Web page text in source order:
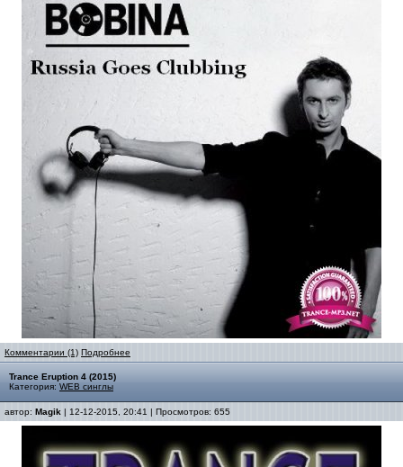
Комментарии (1) Подробнее
Trance Eruption 4 (2015)
Категория: WEB синглы
автор: Magik | 12-12-2015, 20:41 | Просмотров: 655